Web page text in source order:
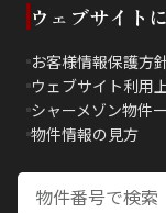
ウェブサイト
お客様情報保護方
ウェブサイト利用
シャーメゾン物件
物件情報の見方